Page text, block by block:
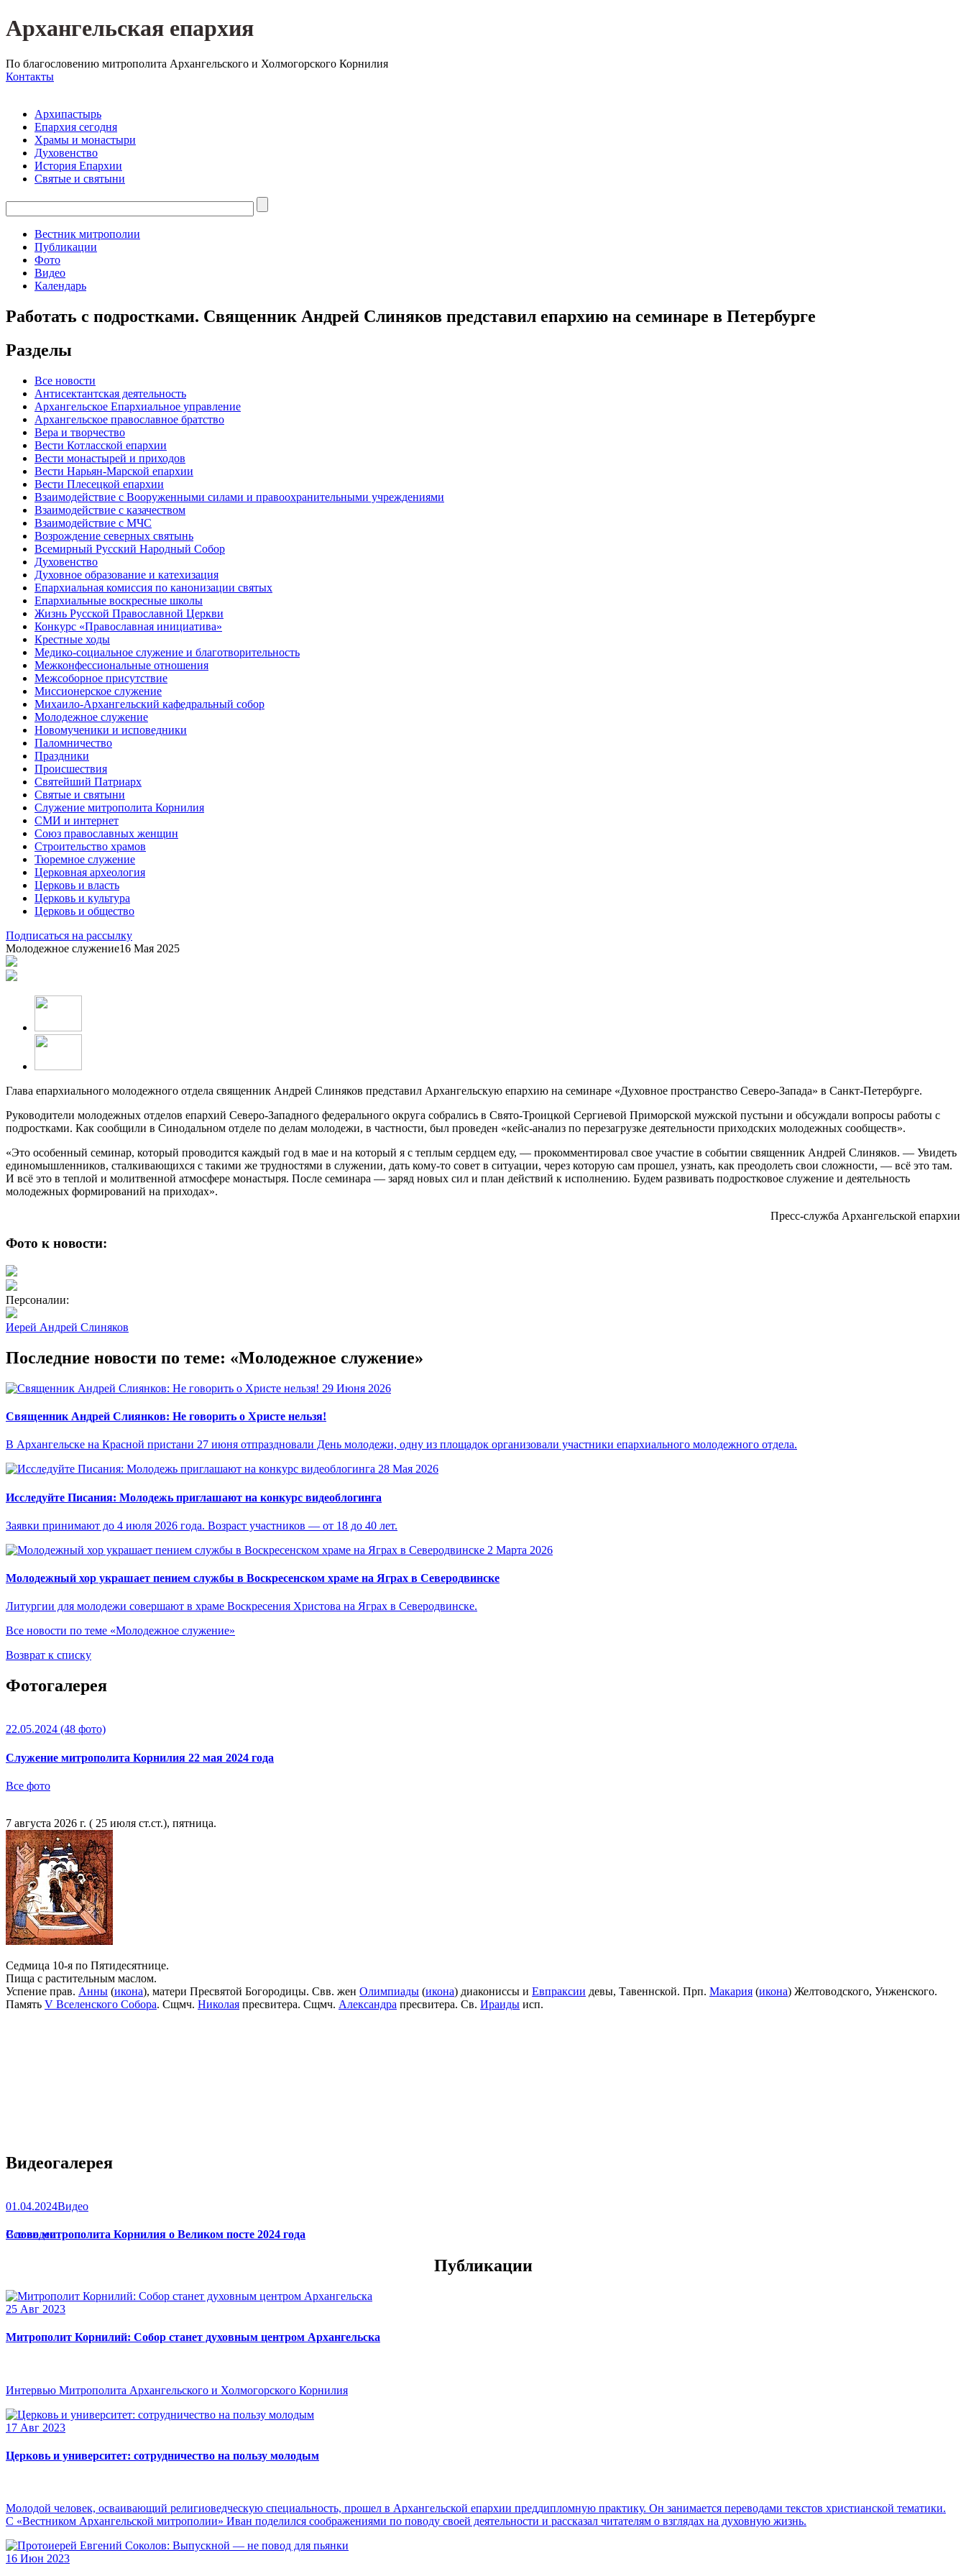
Архангельская епархия
По благословению митрополита Архангельского и Холмогорского Корнилия
Контакты
Архипастырь
Епархия сегодня
Храмы и монастыри
Духовенство
История Епархии
Святые и святыни
Вестник митрополии
Публикации
Фото
Видео
Календарь
Работать с подростками. Священник Андрей Слиняков представил епархию на семинаре в Петербурге
Разделы
Все новости
Антисектантская деятельность
Архангельское Епархиальное управление
Архангельское православное братство
Вера и творчество
Вести Котласской епархии
Вести монастырей и приходов
Вести Нарьян-Марской епархии
Вести Плесецкой епархии
Взаимодействие с Вооруженными силами и правоохранительными учреждениями
Взаимодействие с казачеством
Взаимодействие с МЧС
Возрождение северных святынь
Всемирный Русский Народный Собор
Духовенство
Духовное образование и катехизация
Епархиальная комиссия по канонизации святых
Епархиальные воскресные школы
Жизнь Русской Православной Церкви
Конкурс «Православная инициатива»
Крестные ходы
Медико-социальное служение и благотворительность
Межконфессиональные отношения
Межсоборное присутствие
Миссионерское служение
Михаило-Архангельский кафедральный собор
Молодежное служение
Новомученики и исповедники
Паломничество
Праздники
Происшествия
Святейший Патриарх
Святые и святыни
Служение митрополита Корнилия
СМИ и интернет
Союз православных женщин
Строительство храмов
Тюремное служение
Церковная археология
Церковь и власть
Церковь и культура
Церковь и общество
Подписаться на рассылку
Молодежное служение16 Мая 2025
Глава епархиального молодежного отдела священник Андрей Слиняков представил Архангельскую епархию на семинаре «Духовное пространство Северо-Запада» в Санкт-Петербурге.
Руководители молодежных отделов епархий Северо-Западного федерального округа собрались в Свято-Троицкой Сергиевой Приморской мужской пустыни и обсуждали вопросы работы с
подростками. Как сообщили в Синодальном отделе по делам молодежи, в частности, был проведен «кейс-анализ по перезагрузке деятельности приходских молодежных сообществ».
«Это особенный семинар, который проводится каждый год в мае и на который я с теплым сердцем еду, — прокомментировал свое участие в событии священник Андрей Слиняков. — Увидеть
единомышленников, сталкивающихся с такими же трудностями в служении, дать кому-то совет в ситуации, через которую сам прошел, узнать, как преодолеть свои сложности, — всё это там.
И всё это в теплой и молитвенной атмосфере монастыря. После семинара — заряд новых сил и план действий к исполнению. Будем развивать подростковое служение и деятельность
молодежных формирований на приходах».
Пресс-служба Архангельской епархии
Фото к новости:
Персоналии:
Иерей Андрей Слиняков
Последние новости по теме: «Молодежное служение»
29 Июня 2026
Священник Андрей Слиянков: Не говорить о Христе нельзя!
В Архангельске на Красной пристани 27 июня отпраздновали День молодежи, одну из площадок организовали участники епархиального молодежного отдела.
28 Мая 2026
Исследуйте Писания: Молодежь приглашают на конкурс видеоблогинга
Заявки принимают до 4 июля 2026 года. Возраст участников — от 18 до 40 лет.
2 Марта 2026
Молодежный хор украшает пением службы в Воскресенском храме на Яграх в Северодвинске
Литургии для молодежи совершают в храме Воскресения Христова на Яграх в Северодвинске.
Все новости по теме «Молодежное служение»
Возврат к списку
Фотогалерея
22.05.2024 (48 фото)
Служение митрополита Корнилия 22 мая 2024 года
Все фото
7 августа 2026 г. ( 25 июля ст.ст.), пятница.
Седмица 10-я по Пятидесятнице.
Пища с растительным маслом.
Успение прав. Анны (икона), матери Пресвятой Богородицы. Свв. жен Олимпиады (икона) диакониссы и Евпраксии девы, Тавеннской. Прп. Макария (икона) Желтоводского, Унженского.
Память V Вселенского Собора. Сщмч. Николая пресвитера. Сщмч. Александра пресвитера. Св. Ираиды исп.
Видеогалерея
01.04.2024Видео
Слово митрополита Корнилия о Великом посте 2024 года
Все видео
Публикации
25 Авг 2023
Митрополит Корнилий: Собор станет духовным центром Архангельска
Интервью Митрополита Архангельского и Холмогорского Корнилия
17 Авг 2023
Церковь и университет: сотрудничество на пользу молодым
Молодой человек, осваивающий религиоведческую специальность, прошел в Архангельской епархии преддипломную практику. Он занимается переводами текстов христианской тематики.
С «Вестником Архангельской митрополии» Иван поделился соображениями по поводу своей деятельности и рассказал читателям о взглядах на духовную жизнь.
16 Июн 2023